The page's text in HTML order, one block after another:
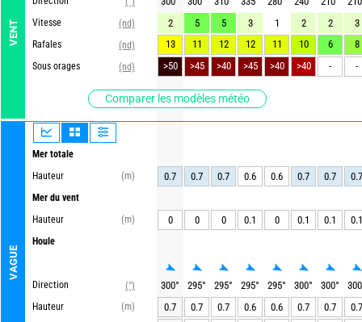
VENT
Vitesse
(nd)
Rafales
(nd)
Sous orages
(nd)
Comparer les modèles météo
VAGUE
Mer totale
Hauteur
(m)
Mer du vent
Hauteur
(m)
Houle
Direction
(°)
Hauteur
(m)
2
5 5 3 1 2 2
3
13
11 12 12 11 10 6
8
>50
>45 >40 >45 >40 >40 - -
0.7 0.7 0.7 0.6 0.6 0.7 0.7 0.7
0 0 0 0.1 0 0.1 0.1 0.1
300° 295° 295° 295° 295° 300° 300°
300
0.7
0.7 0.7 0.6 0.6 0.7 0.7
0.7